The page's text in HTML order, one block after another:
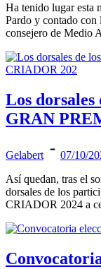
Ha tenido lugar esta
Pardo y contado con
consejero de Medio
Los dorsales
GRAN
Gelabert 07/10/
Así quedan, tras el
dorsales de los
CRIADOR 2024 a